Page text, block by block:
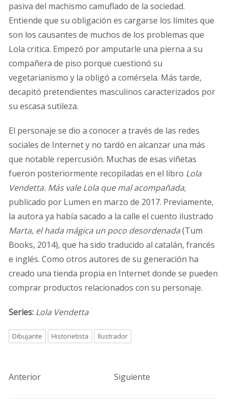
pasiva del machismo camuflado de la sociedad.
Entiende que su obligación es cargarse los límites que
son los causantes de muchos de los problemas que
Lola critica. Empezó por amputarle una pierna a su
compañera de piso porque cuestionó su
vegetarianismo y la obligó a comérsela. Más tarde,
decapitó pretendientes masculinos caracterizados por
su escasa sutileza.
El personaje se dio a conocer a través de las redes
sociales de Internet y no tardó en alcanzar una más
que notable repercusión. Muchas de esas viñetas
fueron posteriormente recopiladas en el libro Lola
Vendetta. Más vale Lola que mal acompañada,
publicado por Lumen en marzo de 2017. Previamente,
la autora ya había sacado a la calle el cuento ilustrado
Marta, el hada mágica un poco desordenada(Tum
Books, 2014), que ha sido traducido al catalán, francés
e inglés. Como otros autores de su generación ha
creado una tienda propia en Internet donde se pueden
comprar productos relacionados con su personaje.
Series: Lola Vendetta
Dibujante Historietista Ilustrador
Anterior Siguiente